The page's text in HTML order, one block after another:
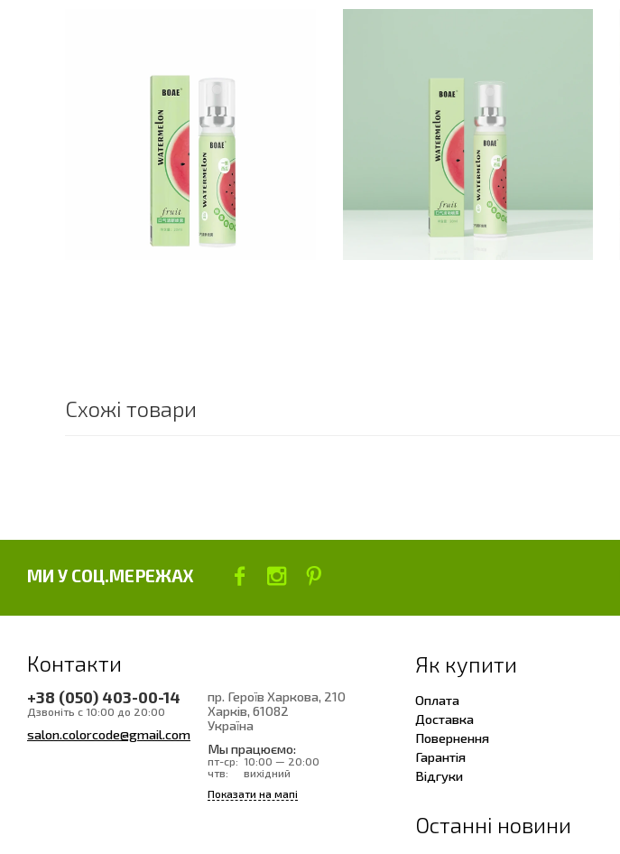
Схожі товари
МИ У СОЦ.МЕРЕЖАХ
Контакти
+38 (050) 403-00-14
Дзвоніть с 10:00 до 20:00
salon.colorcode@gmail.com
пр. Героїв Харкова, 210
Харків , 61082
Україна
Мы працюємо:
пт-ср: 10:00 — 20:00
чтв:
вихідний
Показати на мапі
Як купити
Оплата
Доставка
Повернення
Гарантія
Відгуки
Останні новини